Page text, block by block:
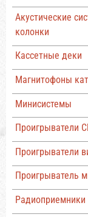
Акустические
колонки
Кассетные деки
Магнитофоны
Минисистемы
Проигрыватели
Проигрыватели
Проигрыватель